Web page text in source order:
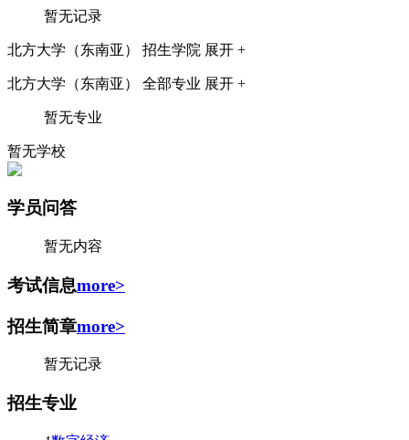
暂无记录
北方大学（东南亚） 招生学院 展开 +
北方大学（东南亚） 全部专业 展开 +
暂无专业
暂无学校
学员问答
暂无内容
考试信息more>
招生简章more>
暂无记录
招生专业